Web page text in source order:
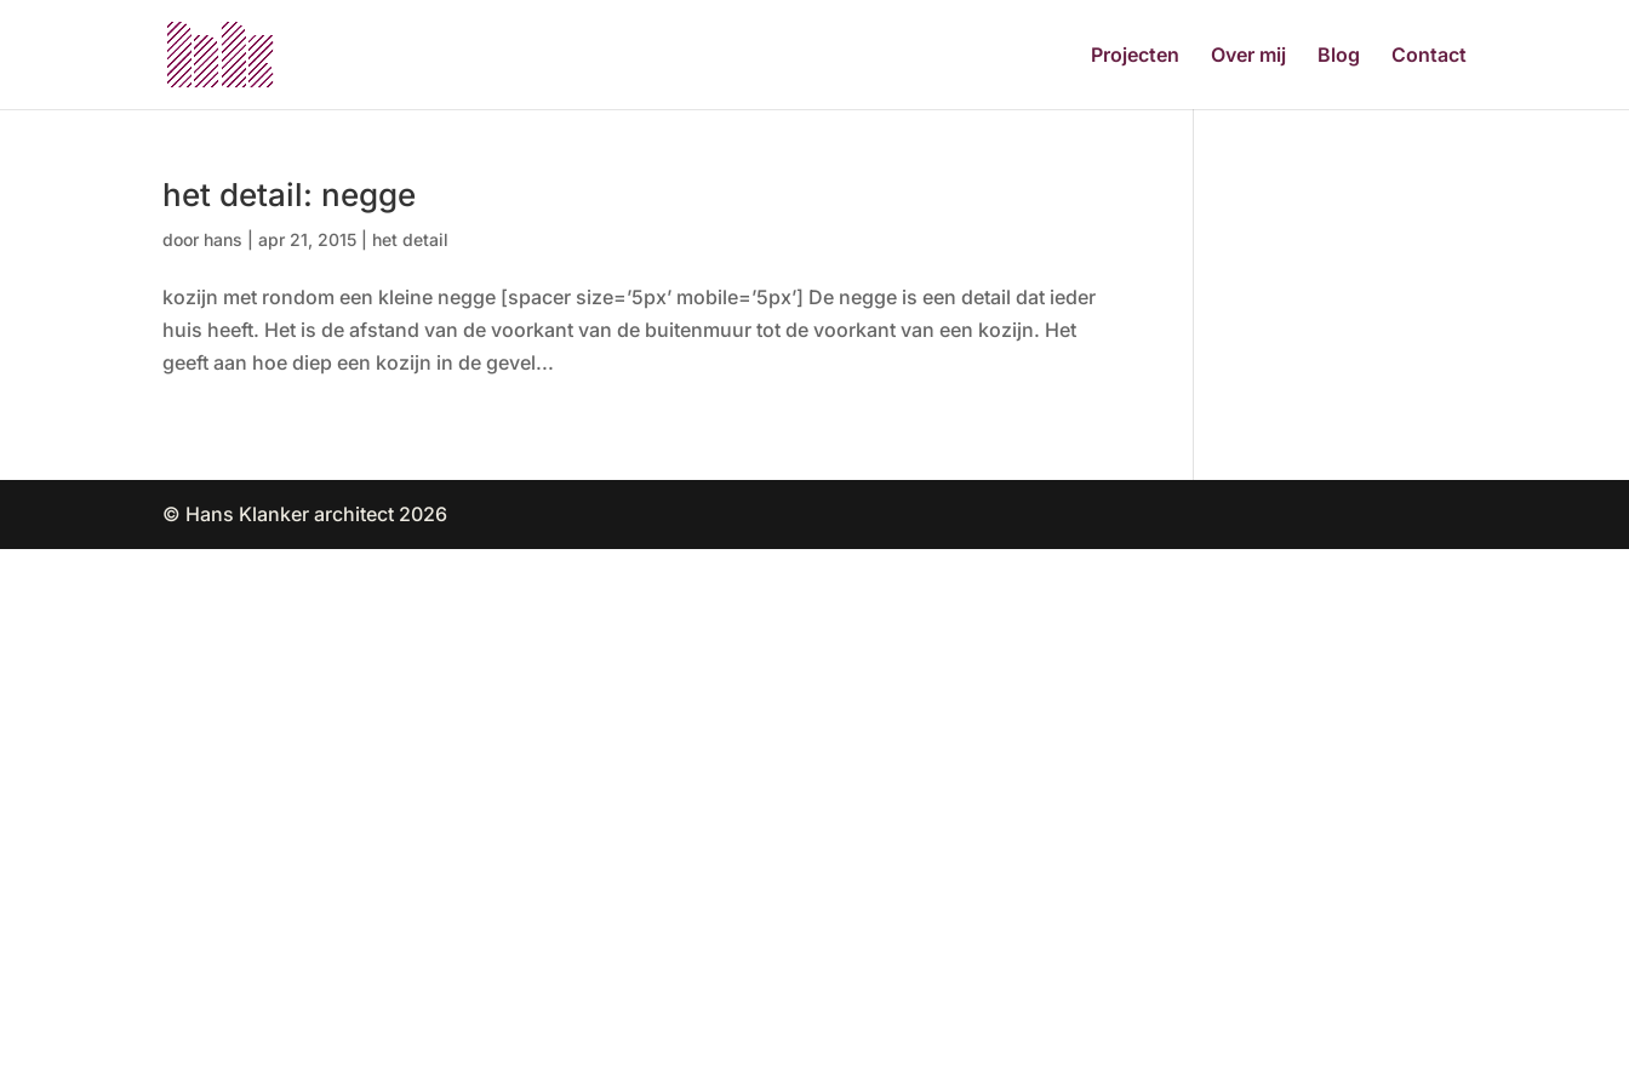
Projecten Over mij Blog Contact
het detail: negge
door hans |apr 21, 2015 het detail
kozijn met rondom een kleine negge [spacer size=’5px’ mobile=’5px’] De negge is een detail dat ieder
huis heeft. Het is de afstand van de voorkant van de buitenmuur tot de voorkant van een kozijn. Het
geeft aan hoe diep een kozijn in de gevel...
© Hans Klanker architect 2026